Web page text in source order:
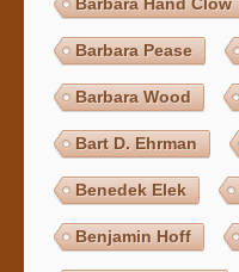
Barbara Hand Clow
Barbara Pease
Barbara Wood
Bart D. Ehrman
Benedek Elek
Benjamin Hoff